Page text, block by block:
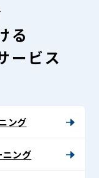
る
ービス
ング
ニング